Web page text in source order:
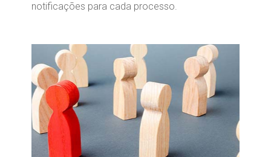
notificações para cada processo.